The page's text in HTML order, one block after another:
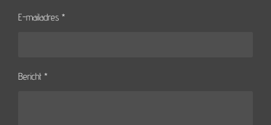
E-mailadres *
Bericht *